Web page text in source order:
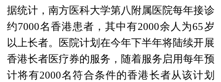
据统计，南方医科大学第八附属医院每年接诊
约7000名香港患者，其中有2000余人为65岁
以上长者。医院计划在今年下半年将陆续开展
香港长者医疗券的服务，随着服务启用每年预
计将有2000名符合条件的香港长者从该计划